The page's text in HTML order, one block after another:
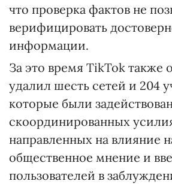
что проверка фактов не
верифицировать
информации.
За это время TikTok также
удалил шесть сетей и 204
которые были
скоординированных
направленных на влияние
общественное мнение и
пользователей в